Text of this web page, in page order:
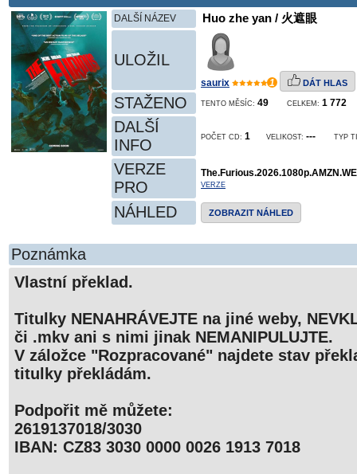
DALŠÍ NÁZEV Huo zhe yan / 火遮眼
ULOŽIL
saurix 1 DÁT HLAS
STAŽENO TENTO MĚSÍC: 49 CELKEM: 1 772
DALŠÍ
INFO
POČET CD: 1 VELIKOST: --- TYP
VERZE
PRO
VERZE
NÁHLED ZOBRAZIT NÁHLED
Poznámka
Vlastní překlad.
Titulky NENAHRÁVEJTE na jiné weby,
či .mkv ani s nimi jinak NEMANIPULUJTE.
V záložce "Rozpracované" najdete stav
titulky překládám.
Podpořit mě můžete:
2619137018/3030
IBAN: CZ83 3030 0000 0026 1913 7018